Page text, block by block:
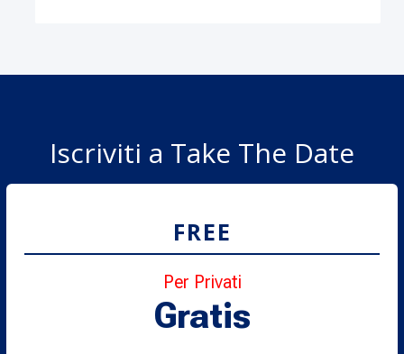
Iscriviti a Take The Date
FREE
Per Privati
Gratis